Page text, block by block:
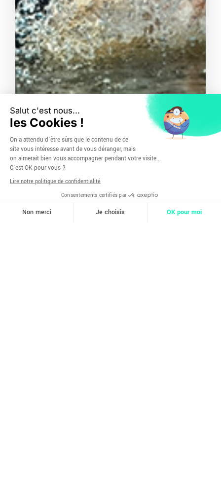
Passion
Un domaine choisit par convictions. Plus qu’un
positionnement, évoluer dans le sport santé
m’anime au quotidien.